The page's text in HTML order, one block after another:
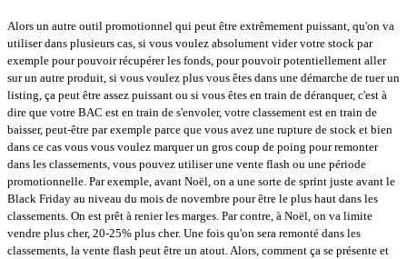
Alors un autre outil promotionnel qui peut être extrêmement puissant, qu'on va
utiliser dans plusieurs cas, si vous voulez absolument vider votre stock par
exemple pour pouvoir récupérer les fonds, pour pouvoir potentiellement aller
sur un autre produit, si vous voulez plus vous êtes dans une démarche de tuer un
listing, ça peut être assez puissant ou si vous êtes en train de déranquer, c'est à
dire que votre BAC est en train de s'envoler, votre classement est en train de
baisser, peut-être par exemple parce que vous avez une rupture de stock et bien
dans ce cas vous vous voulez marquer un gros coup de poing pour remonter
dans les classements, vous pouvez utiliser une vente flash ou une période
promotionnelle. Par exemple, avant Noël, on a une sorte de sprint juste avant le
Black Friday au niveau du mois de novembre pour être le plus haut dans les
classements. On est prêt à renier les marges. Par contre, à Noël, on va limite
vendre plus cher, 20-25% plus cher. Une fois qu'on sera remonté dans les
classements, la vente flash peut être un atout. Alors, comment ça se présente et